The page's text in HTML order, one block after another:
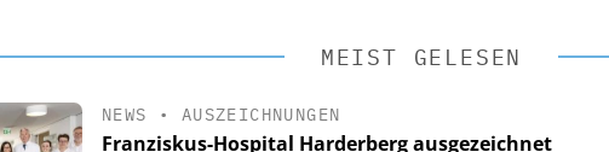
MEIST GELESEN
NEWS • AUSZEICHNUNGEN
Franziskus-Hospital Harderberg ausgezeichnet